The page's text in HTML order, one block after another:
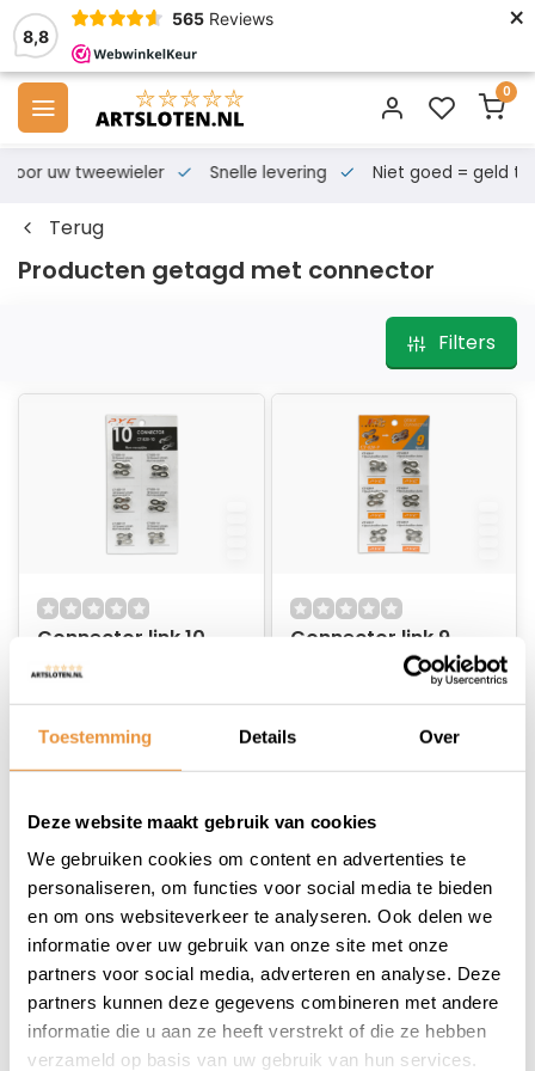
Toestemming Details Over
Deze website maakt gebruik van cookies
We gebruiken cookies om content en advertenties te
personaliseren, om functies voor social media te bieden
en om ons websiteverkeer te analyseren. Ook delen we
informatie over uw gebruik van onze site met onze
partners voor social media, adverteren en analyse. Deze
partners kunnen deze gegevens combineren met andere
informatie die u aan ze heeft verstrekt of die ze hebben
verzameld op basis van uw gebruik van hun services.
8,8
565 Reviews ×
0
voor uw tweewieler Snelle levering Niet goed = geld
Terug
Producten getagd met connector
Filters
Connector link 10
speed
Op voorraad
18,04
Connector link 9
Op voorraad
18,95
1